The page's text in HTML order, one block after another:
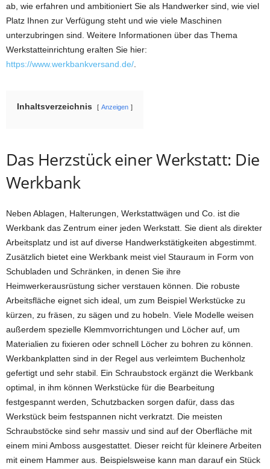
ab, wie erfahren und ambitioniert Sie als Handwerker sind, wie viel
Platz Ihnen zur Verfügung steht und wie viele Maschinen
unterzubringen sind. Weitere Informationen über das Thema
Werkstatteinrichtung eralten Sie hier:
https://www.werkbankversand.de/.
Inhaltsverzeichnis Anzeigen
Das Herzstück einer Werkstatt: Die
Werkbank
Neben Ablagen, Halterungen, Werkstattwägen und Co. ist die
Werkbank das Zentrum einer jeden Werkstatt. Sie dient als direkter
Arbeitsplatz und ist auf diverse Handwerkstätigkeiten abgestimmt.
Zusätzlich bietet eine Werkbank meist viel Stauraum in Form von
Schubladen und Schränken, in denen Sie ihre
Heimwerkerausrüstung sicher verstauen können. Die robuste
Arbeitsfläche eignet sich ideal, um zum Beispiel Werkstücke zu
kürzen, zu fräsen, zu sägen und zu hobeln. Viele Modelle weisen
außerdem spezielle Klemmvorrichtungen und Löcher auf, um
Materialien zu fixieren oder schnell Löcher zu bohren zu können.
Werkbankplatten sind in der Regel aus verleimtem Buchenholz
gefertigt und sehr stabil. Ein Schraubstock ergänzt die Werkbank
optimal, in ihm können Werkstücke für die Bearbeitung
festgespannt werden, Schutzbacken sorgen dafür, dass das
Werkstück beim festspannen nicht verkratzt. Die meisten
Schraubstöcke sind sehr massiv und sind auf der Oberfläche mit
einem mini Amboss ausgestattet. Dieser reicht für kleinere Arbeiten
mit einem Hammer aus. Beispielsweise kann man darauf ein Stück